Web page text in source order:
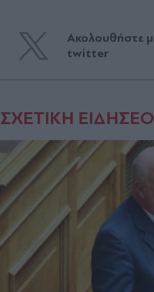
Ακολουθήστε
twitter
ΣΧΕΤΙΚΗ